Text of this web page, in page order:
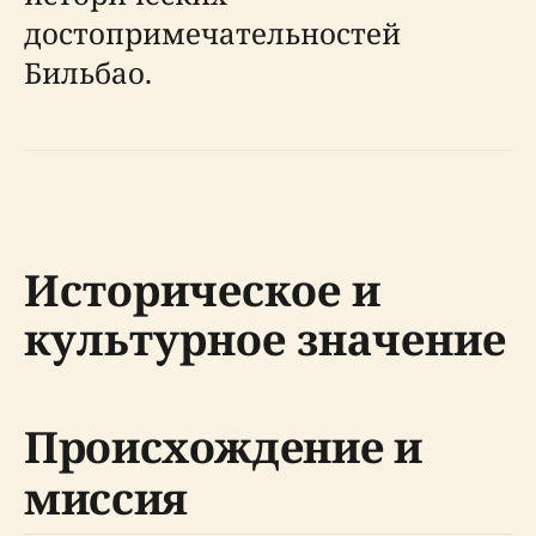
достопримечательностей
Бильбао.
Историческое и
культурное значение
Происхождение и
миссия